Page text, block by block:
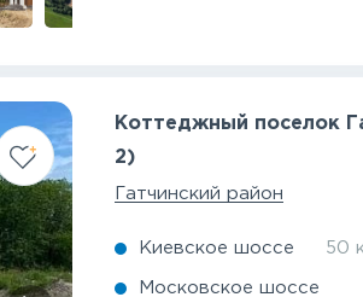
Коттеджный поселок
2)
Гатчинский район
Киевское шоссе 50
Московское шоссе